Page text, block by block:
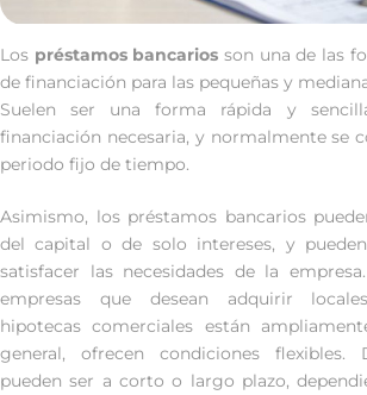
Los préstamos bancarios son una de las
de financiación para las pequeñas y
Suelen ser una forma rápida y
financiación necesaria, y normalmente se
periodo fijo de tiempo.
Asimismo, los préstamos bancarios
del capital o de solo intereses, y
satisfacer las necesidades de la
empresas que desean adquirir
hipotecas comerciales están
general, ofrecen condiciones
pueden ser a corto o largo plazo,